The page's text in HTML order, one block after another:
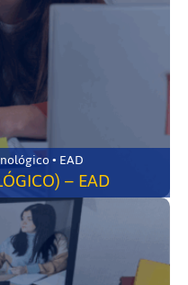
Santo Antônio do Monte-MG • Tecnológico • EAD
– EAD